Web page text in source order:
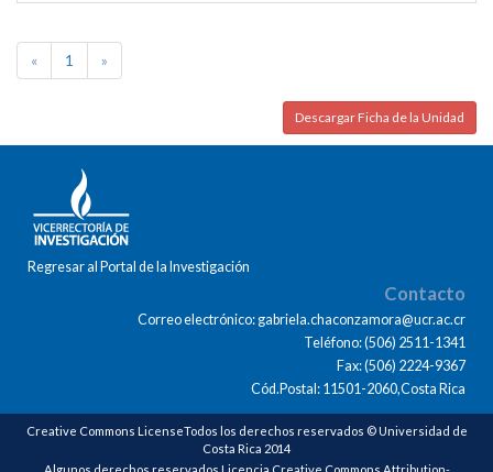
« 1 »
Descargar Ficha de la Unidad
Regresar al Portal de la Investigación
Contacto
Correo electrónico: gabriela.chaconzamora@ucr.ac.cr
Teléfono: (506) 2511-1341
Fax: (506) 2224-9367
Cód.Postal: 11501-2060,Costa Rica
Creative Commons LicenseTodos los derechos reservados © Universidad de
Costa Rica 2014